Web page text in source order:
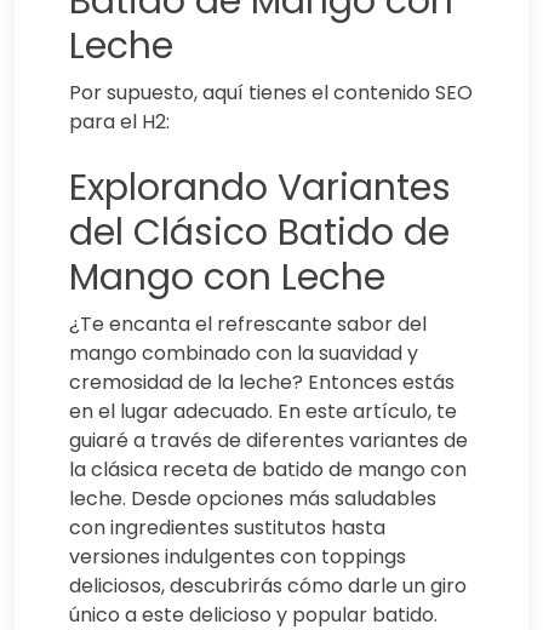
Leche
Por supuesto, aquí tienes el contenido SEO
para el H2:
Explorando Variantes
del Clásico Batido de
Mango con Leche
¿Te encanta el refrescante sabor del
mango combinado con la suavidad y
cremosidad de la leche? Entonces estás
en el lugar adecuado. En este artículo, te
guiaré a través de diferentes variantes de
la clásica receta de batido de mango con
leche. Desde opciones más saludables
con ingredientes sustitutos hasta
versiones indulgentes con toppings
deliciosos, descubrirás cómo darle un giro
único a este delicioso y popular batido.